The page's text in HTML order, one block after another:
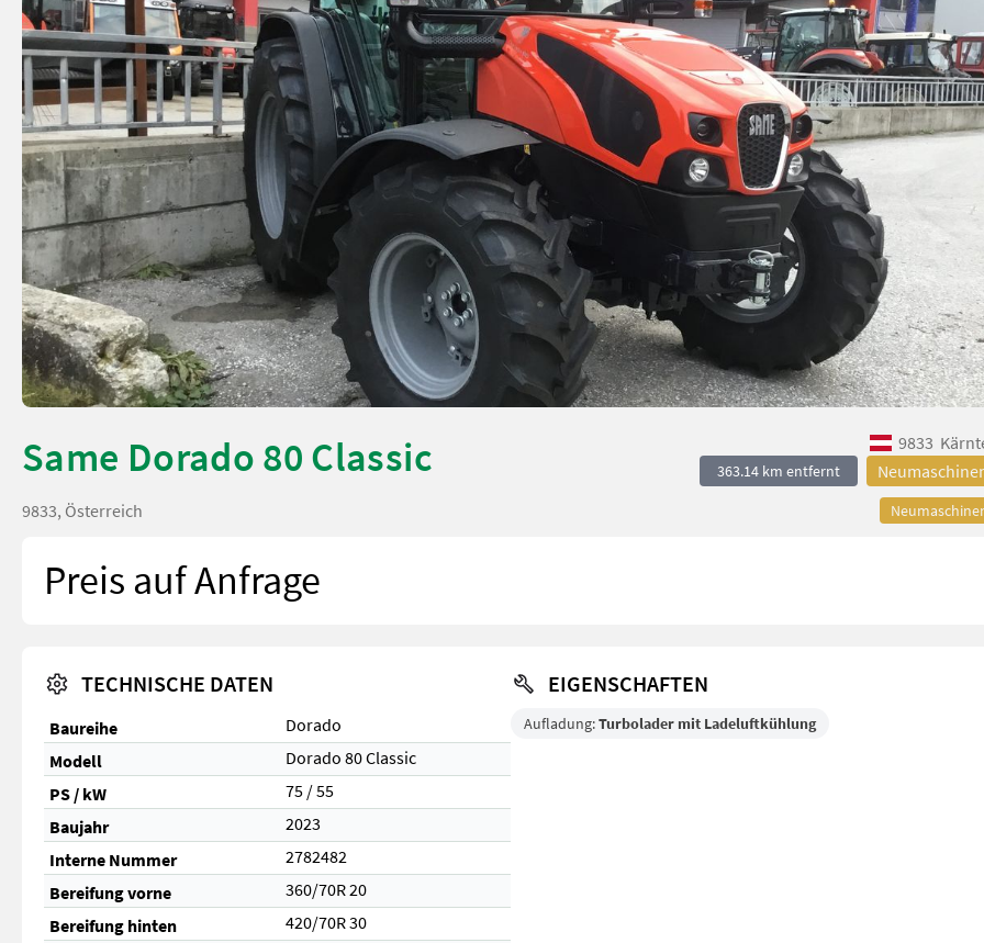
Same Dorado 80 Classic 9833
363.14 km entfernt
9833, Österreich
Preis auf Anfrage
TECHNISCHE DATEN
Baureihe
Dorado
Modell
Dorado 80 Classic
PS / kW
75 / 55
Baujahr
2023
Interne Nummer
2782482
Bereifung vorne
360/70R 20
Bereifung hinten
420/70R 30
EIGENSCHAFTEN
Aufladung:Turbolader mit Ladeluftkühlung